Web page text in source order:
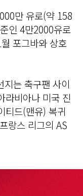
만 유로(약 158
인 4만2000유로
포그바와 상호
지는 축구팬 사이
라비아나 미국 진
티드(맨유) 복귀
랑스 리그의 AS